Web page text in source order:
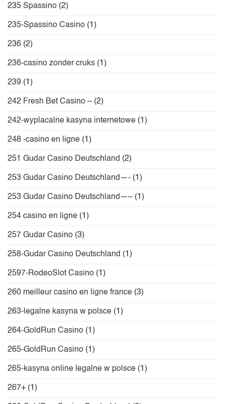
235 Spassino (2)
235-Spassino Casino (1)
236 (2)
236-casino zonder cruks (1)
239 (1)
242 Fresh Bet Casino – (2)
242-wyplacalne kasyna internetowe (1)
248 -casino en ligne (1)
251 Gudar Casino Deutschland (2)
253 Gudar Casino Deutschland—- (1)
253 Gudar Casino Deutschland—– (1)
254 casino en ligne (1)
257 Gudar Casino (3)
258-Gudar Casino Deutschland (1)
2597-RodeoSlot Casino (1)
260 meilleur casino en ligne france (3)
263-legalne kasyna w polsce (1)
264-GoldRun Casino (1)
265-GoldRun Casino (1)
265-kasyna online legalne w polsce (1)
267+ (1)